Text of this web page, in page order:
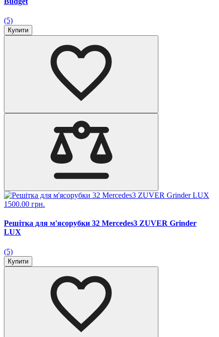
(5)
Купити
1500.00 грн.
Решітка для м'ясорубки 32 Mercedes3 ZUVER Grinder
LUX
(5)
Купити